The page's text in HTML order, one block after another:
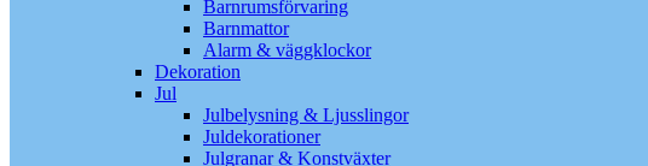
Barnrumsförvaring
Barnmattor
Alarm & väggklockor
Dekoration
Jul
Julbelysning & Ljusslingor
Juldekorationer
Julgranar & Konstväxter